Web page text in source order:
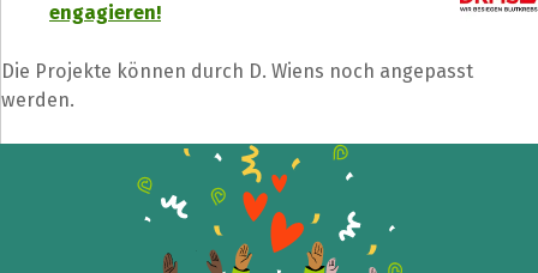
engagieren!
Die Projekte können durch D. Wiens noch angepasst
werden.